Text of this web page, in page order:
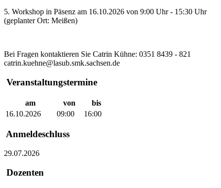
5. Workshop in Päsenz am 16.10.2026 von 9:00 Uhr - 15:30 Uhr
(geplanter Ort: Meißen)
Bei Fragen kontaktieren Sie Catrin Kühne: 0351 8439 - 821
catrin.kuehne@lasub.smk.sachsen.de
Veranstaltungstermine
am von
bis
16.10.2026
09:00 16:00
Anmeldeschluss
29.07.2026
Dozenten